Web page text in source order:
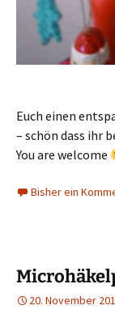
Euch einen
– schön dass ihr
You are welcome
Bisher ein
20. November